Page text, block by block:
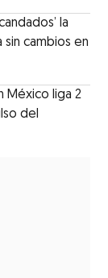
la
cambios en
México liga 2
del